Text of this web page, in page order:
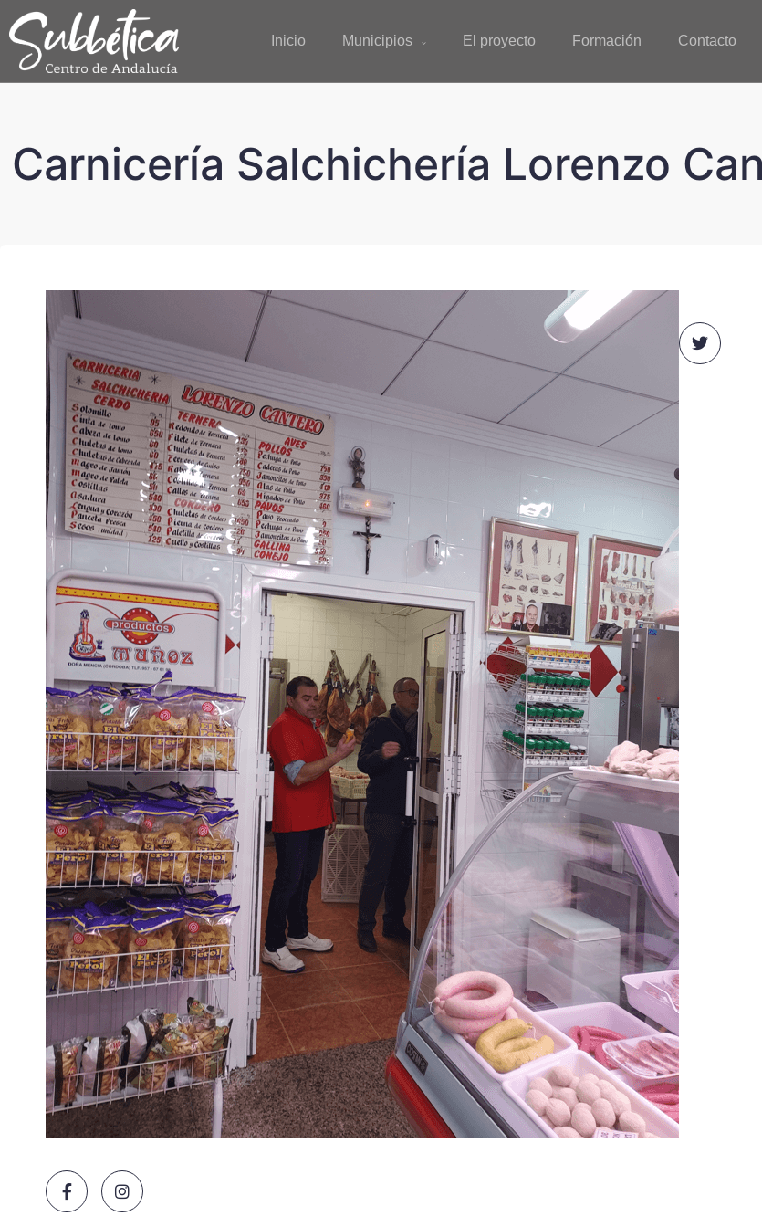
Inicio Municipios El proyecto Formación Contacto
Carnicería Salchichería Lorenzo